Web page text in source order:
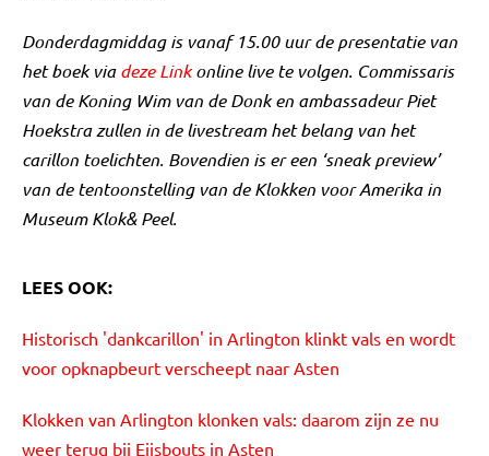
Donderdagmiddag is vanaf 15.00 uur de presentatie van
het boek viadeze Linkonline live te volgen. Commissaris
van de Koning Wim van de Donk en ambassadeur Piet
Hoekstra zullen in de livestream het belang van het
carillon toelichten. Bovendien is er een ‘sneak preview’
van de tentoonstelling van de Klokken voor Amerika in
Museum Klok& Peel.
LEES OOK:
Historisch 'dankcarillon' in Arlington klinkt vals en wordt
voor opknapbeurt verscheept naar Asten
Klokken van Arlington klonken vals: daarom zijn ze nu
weer terug bij Eijsbouts in Asten